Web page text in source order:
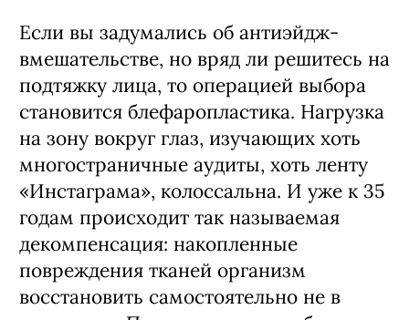
Если вы задумались об антиэйдж-
вмешательстве, но вряд ли решитесь на
подтяжку лица, то операцией выбора
становится блефаропластика. Нагрузка
на зону вокруг глаз, изучающих хоть
многостраничные аудиты, хоть ленту
«Инстаграма», колоссальна. И уже к 35
годам происходит так называемая
декомпенсация: накопленные
повреждения тканей организм
восстановить самостоятельно не в